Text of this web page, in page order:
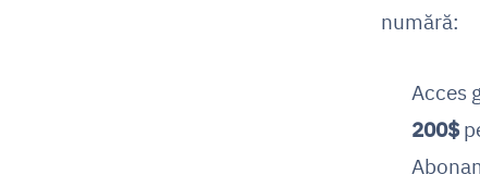
numără:
Acces
200$